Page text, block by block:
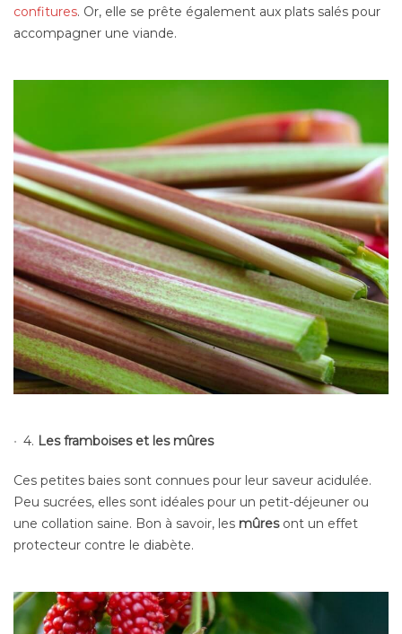
confitures. Or, elle se prête également aux plats salés pour
accompagner une viande.
4. Les framboises et les mûres
Ces petites baies sont connues pour leur saveur acidulée.
Peu sucrées, elles sont idéales pour un petit-déjeuner ou
une collation saine. Bon à savoir, les mûresont un effet
protecteur contre le diabète.